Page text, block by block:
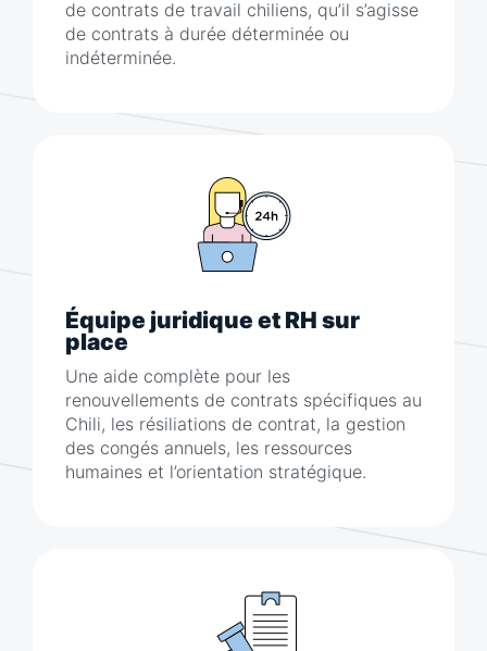
de contrats de travail chiliens, qu’il s’agisse
de contrats à durée déterminée ou
indéterminée.
Équipe juridique et RH sur
place
Une aide complète pour les
renouvellements de contrats spécifiques au
Chili, les résiliations de contrat, la gestion
des congés annuels, les ressources
humaines et l’orientation stratégique.